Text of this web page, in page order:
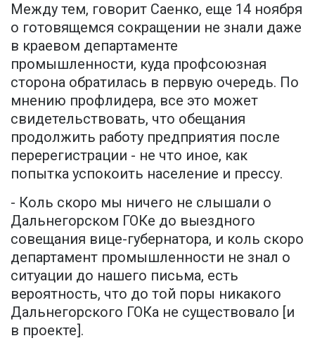
Между тем, говорит Саенко, еще 14 ноября
о готовящемся сокращении не знали даже
в краевом департаменте
промышленности, куда профсоюзная
сторона обратилась в первую очередь. По
мнению профлидера, все это может
свидетельствовать, что обещания
продолжить работу предприятия после
перерегистрации - не что иное, как
попытка успокоить население и прессу.
- Коль скоро мы ничего не слышали о
Дальнегорском ГОКе до выездного
совещания вице-губернатора, и коль скоро
департамент промышленности не знал о
ситуации до нашего письма, есть
вероятность, что до той поры никакого
Дальнегорского ГОКа не существовало [и
в проекте].